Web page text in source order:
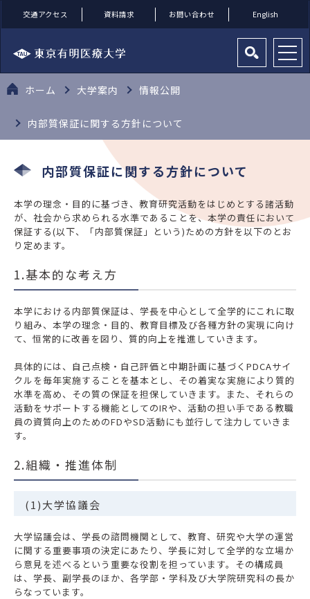
交通アクセス 資料請求 お問い合わせ English
ホーム 大学案内 情報公開
内部質保証に関する方針について
内部質保証に関する方針について
本学の理念・目的に基づき、教育研究活動をはじめとする諸活動
が、社会から求められる水準であることを、本学の責任において
保証する(以下、「内部質保証」という)ための方針を以下のとお
り定めます。
1.基本的な考え方
本学における内部質保証は、学長を中心として全学的にこれに取
り組み、本学の理念・目的、教育目標及び各種方針の実現に向け
て、恒常的に改善を図り、質的向上を推進していきます。
具体的には、自己点検・自己評価と中期計画に基づくPDCAサイ
クルを毎年実施することを基本とし、その着実な実施により質的
水準を高め、その質の保証を担保していきます。また、それらの
活動をサポートする機能としてのIRや、活動の担い手である教職
員の資質向上のためのFDやSD活動にも並行して注力していきま
す。
2.組織・推進体制
(1)大学協議会
大学協議会は、学長の諮問機関として、教育、研究や大学の運営
に関する重要事項の決定にあたり、学長に対して全学的な立場か
ら意見を述べるという重要な役割を担っています。その構成員
は、学長、副学長のほか、各学部・学科及び大学院研究科の長か
らなっています。